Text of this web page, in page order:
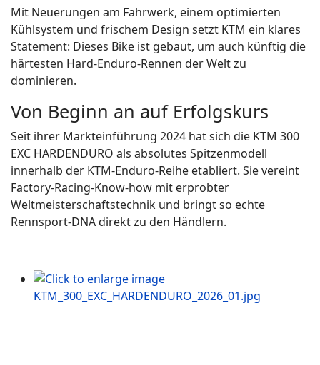
Mit Neuerungen am Fahrwerk, einem optimierten
Kühlsystem und frischem Design setzt KTM ein klares
Statement: Dieses Bike ist gebaut, um auch künftig die
härtesten Hard-Enduro-Rennen der Welt zu
dominieren.
Von Beginn an auf Erfolgskurs
Seit ihrer Markteinführung 2024 hat sich die KTM 300
EXC HARDENDURO als absolutes Spitzenmodell
innerhalb der KTM-Enduro-Reihe etabliert. Sie vereint
Factory-Racing-Know-how mit erprobter
Weltmeisterschaftstechnik und bringt so echte
Rennsport-DNA direkt zu den Händlern.